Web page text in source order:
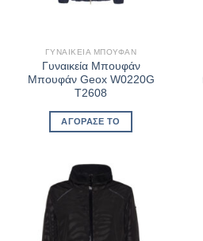
ΓΥΝΑΙΚΕΊΑ ΜΠΟΥΦΆΝ
Γυναικεία Μπουφάν
Μπουφάν Geox W0220G
T2608
ΑΓΌΡΑΣΈ ΤΟ